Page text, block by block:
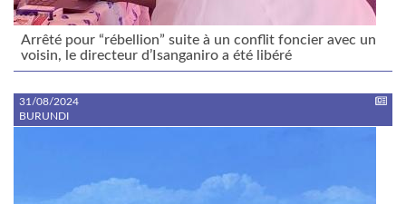
Arrêté pour “rébellion” suite à un conflit foncier avec un
voisin, le directeur d’Isanganiro a été libéré
31/08/2024
BURUNDI